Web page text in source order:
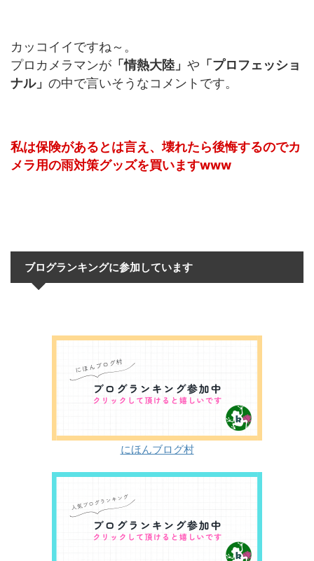
カッコイイですね～。
プロカメラマンが 「情熱大陸」 や 「プロフェッショ
ナル」 の中で言いそうなコメントです。
私は保険があるとは言え、壊れたら後悔するのでカ
メラ用の雨対策グッズを買いますwww
ブログランキングに参加しています
にほんブログ村